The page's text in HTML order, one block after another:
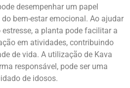
desempenhar um papel
bem-estar emocional. Ao ajudar
a planta pode facilitar a
em atividades, contribuindo
de vida. A utilização de Kava
responsável, pode ser uma
de idosos.